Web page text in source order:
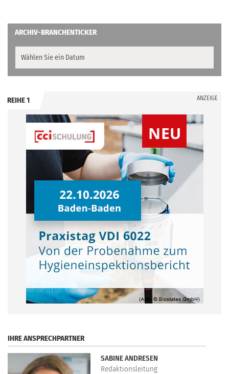
ARCHIV-BRANCHENTICKER
REIHE 1 ANZEIGE
IHRE ANSPRECHPARTNER
SABINE ANDRESEN
Redaktionsleitung